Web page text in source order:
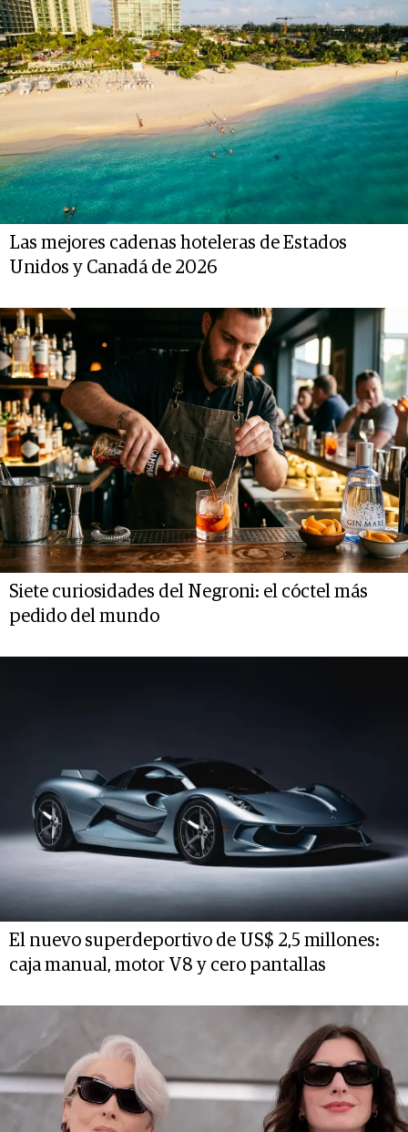
Las mejores cadenas hoteleras de Estados
Unidos y Canadá de 2026
Siete curiosidades del Negroni: el cóctel más
pedido del mundo
El nuevo superdeportivo de US$ 2,5 millones:
caja manual, motor V8 y cero pantallas